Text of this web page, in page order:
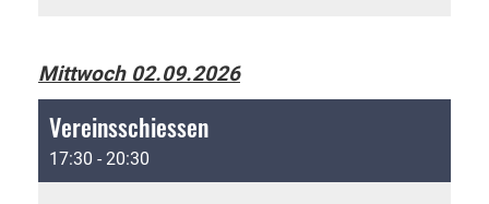
Mittwoch 02.09.2026
Vereinsschiessen
17:30 - 20:30